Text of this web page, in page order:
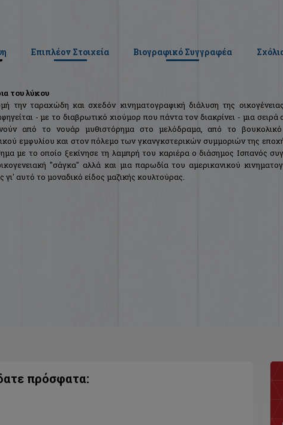
Επιπλέον Στοιχεία Βιογραφικό Συγγραφέα
του λύκου
την ταραχώδη και σχεδόν κινηματογραφική διάλυση της
- με το διαβρωτικό χιούμορ που πάντα τον διακρίνει - μια σειρά
από το νουάρ μυθιστόρημα στο μελόδραμα, από το βουκολικό
εμφυλίου και στον πόλεμο των γκανγκστερικών συμμοριών της
με το οποίο ξεκίνησε τη λαμπρή του καριέρα ο διάσημος Ισπανός
"σάγκα" αλλά και μια παρωδία του αμερικανικού
γι' αυτό το μοναδικό είδος μαζικής κουλτούρας.
πρόσφατα: